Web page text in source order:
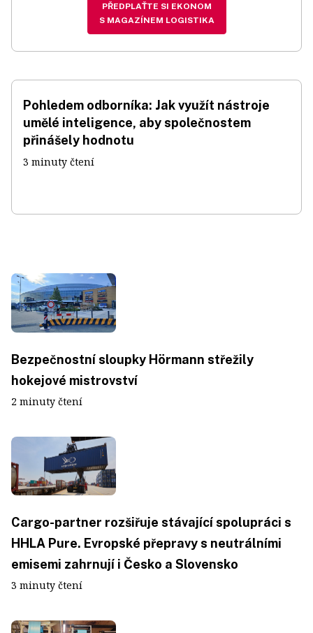
PŘEDPLAŤTE SI EKONOM
S MAGAZÍNEM LOGISTIKA
Pohledem odborníka: Jak využít nástroje
umělé inteligence, aby společnostem
přinášely hodnotu
3 minuty čtení
Bezpečnostní sloupky Hörmann střežily
hokejové mistrovství
2 minuty čtení
Cargo-partner rozšiřuje stávající spolupráci s
HHLA Pure. Evropské přepravy s neutrálními
emisemi zahrnují i Česko a Slovensko
3 minuty čtení